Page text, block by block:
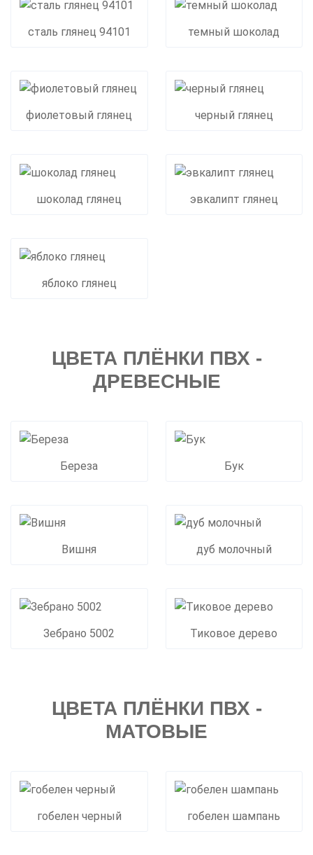
сталь глянец 94101 темный шоколад
фиолетовый глянец черный глянец
шоколад глянец эвкалипт глянец
яблоко глянец
ЦВЕТА ПЛЁНКИ ПВХ -
ДРЕВЕСНЫЕ
Береза Бук
Вишня дуб молочный
Зебрано 5002 Тиковое дерево
ЦВЕТА ПЛЁНКИ ПВХ -
МАТОВЫЕ
гобелен черный гобелен шампань